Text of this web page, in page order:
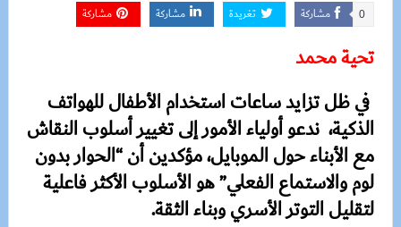
مشاركة 0 تغريدة مشاركة مشاركة
تحية محمد
في ظل تزايد ساعات استخدام الأطفال للهواتف
الذكية، ندعو أولياء الأمور إلى تغيير أسلوب النقاش
مع الأبناء حول الموبايل، مؤكدين أن “الحوار بدون
لوم والاستماع الفعلي” هو الأسلوب الأكثر فاعلية
لتقليل التوتر الأسري وبناء الثقة.